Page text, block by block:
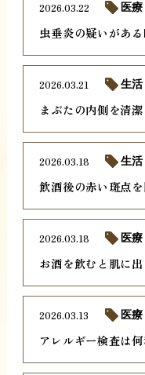
虫垂炎の疑いがあ
2026.03.22 医療
まぶたの内側を清
2026.03.21 生活
飲酒後の赤い斑点
2026.03.18 生活
お酒を飲むと肌に
2026.03.18 医療
アレルギー検査は
2026.03.13 医療